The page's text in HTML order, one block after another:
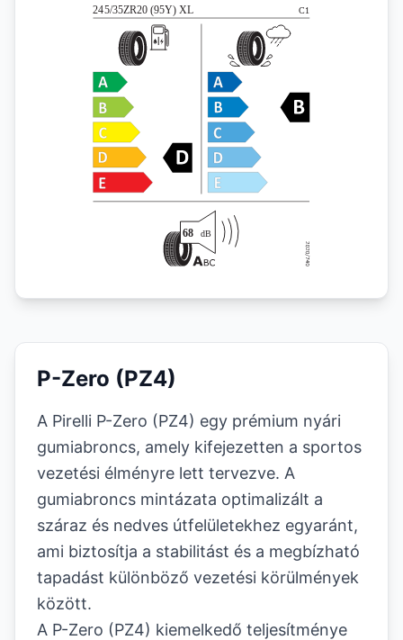
P-Zero (PZ4)
A Pirelli P-Zero (PZ4) egy prémium nyári
gumiabroncs, amely kifejezetten a sportos
vezetési élményre lett tervezve. A
gumiabroncs mintázata optimalizált a
száraz és nedves útfelületekhez egyaránt,
ami biztosítja a stabilitást és a megbízható
tapadást különböző vezetési körülmények
között.
A P-Zero (PZ4) kiemelkedő teljesítménye